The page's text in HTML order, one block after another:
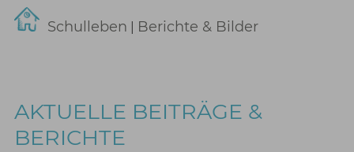
Schulleben Berichte & Bilder
AKTUELLE BEITRÄGE &
BERICHTE